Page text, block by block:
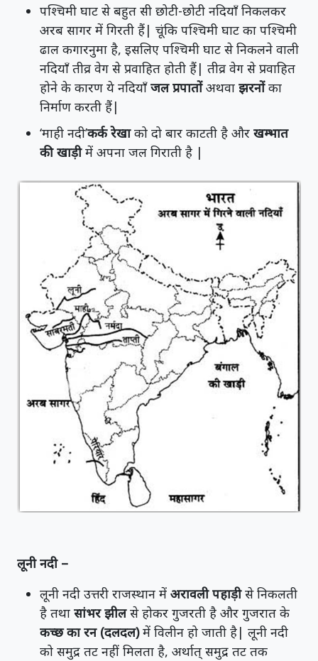
पश्चिमी घाट से बहुत सी छोटी-छोटी नदियाँ निकलकर
अरब सागर में गिरती हैं| चूंकि पश्चिमी घाट का पश्चिमी
ढाल कगारनुमा है, इसलिए पश्चिमी घाट से निकलने वाली
नदियाँ तीव्र वेग से प्रवाहित होती हैं| तीव्र वेग से प्रवाहित
होने के कारण ये नदियाँजल प्रपातोंअथवा झरनोंका
निर्माण करती हैं|
‘माही नदी’कर्क रेखाको दो बार काटती है और खम्भात
की खाड़ीमें अपना जल गिराती है |
लूनी नदी –
लूनी नदी उत्तरी राजस्थान में अरावली पहाड़ीसे निकलती
है तथा सांभर झीलसे होकर गुजरती है और गुजरात के
कच्छ का रन (दलदल)में विलीन हो जाती है| लूनी नदी
को समुद्र तट नहीं मिलता है, अर्थात् समुद्र तट तक